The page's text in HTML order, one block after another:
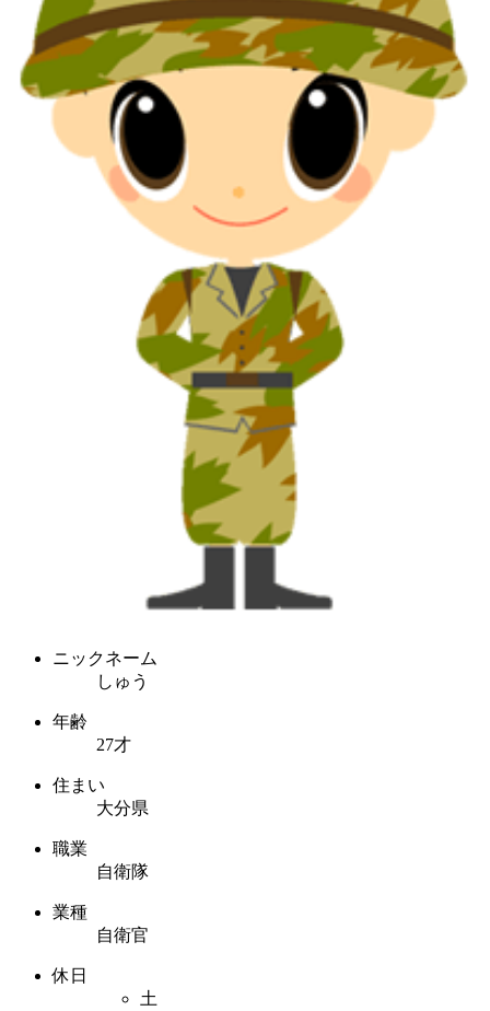
ニックネーム
しゅう
年齢
27才
住まい
大分県
職業
自衛隊
業種
自衛官
休日
土